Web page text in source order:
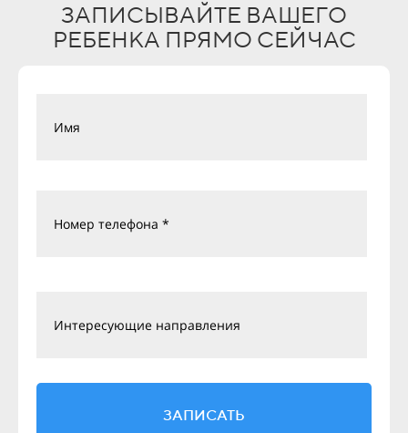
ЗАПИСЫВАЙТЕ ВАШЕГО
РЕБЕНКА ПРЯМО СЕЙЧАС
Имя
Номер телефона *
Интересующие направления
ЗАПИСАТЬ